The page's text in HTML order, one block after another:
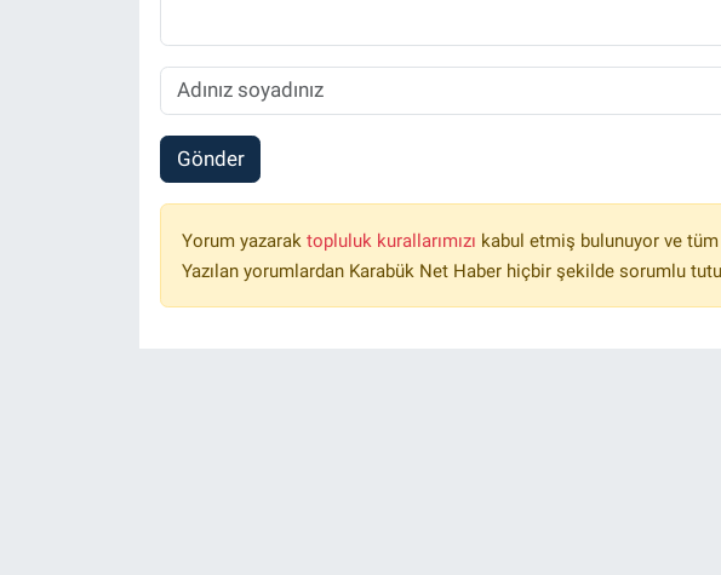
Gönder
Yorum yazarak topluluk kurallarımızı kabul etmiş bulunuyor ve
Yazılan yorumlardan Karabük Net Haber hiçbir şekilde sorumlu